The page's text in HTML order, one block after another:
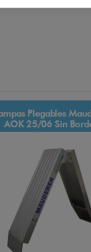
Plegables
AOK 25/06 Sin